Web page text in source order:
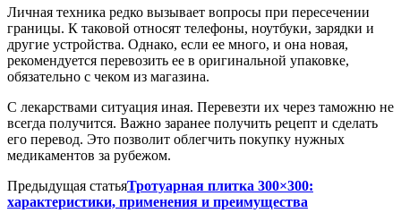
Личная техника редко вызывает вопросы при пересечении
границы. К таковой относят телефоны, ноутбуки, зарядки и
другие устройства. Однако, если ее много, и она новая,
рекомендуется перевозить ее в оригинальной упаковке,
обязательно с чеком из магазина.
С лекарствами ситуация иная. Перевезти их через таможню не
всегда получится. Важно заранее получить рецепт и сделать
его перевод. Это позволит облегчить покупку нужных
медикаментов за рубежом.
Предыдущая статьяТротуарная плитка 300×300:
характеристики, применения и преимущества